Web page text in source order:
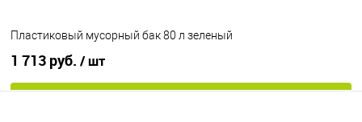
Пластиковый мусорный бак 80 л зеленый
1 713 руб. / шт